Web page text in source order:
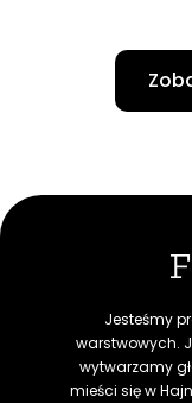
Jesteśmy
warstwowych.
wytwarzamy
mieści się w